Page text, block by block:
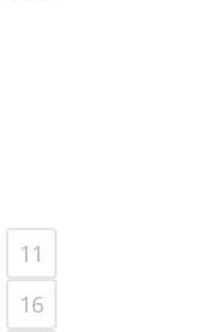
11
16